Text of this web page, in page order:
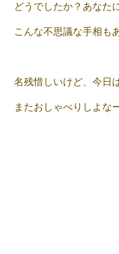
どうでしたか？あなた
こんな不思議な手相も
名残惜しいけど、今日
またおしゃべりしよな